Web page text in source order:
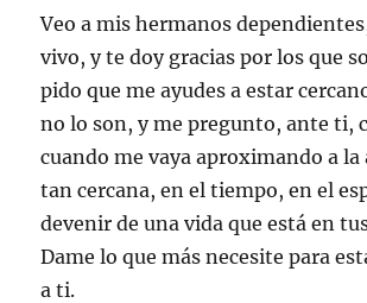
Veo a mis hermanos
vivo, y te doy gracias por los que
pido que me ayudes a estar
no lo son, y me pregunto, ante ti,
cuando me vaya aproximando a la
tan cercana, en el tiempo, en el
devenir de una vida que está en
Dame lo que más necesite para
a ti.